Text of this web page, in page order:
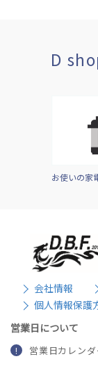
D
お使いの家
会社情報
個人情報保護
営業日について
! 営業日カレンダ